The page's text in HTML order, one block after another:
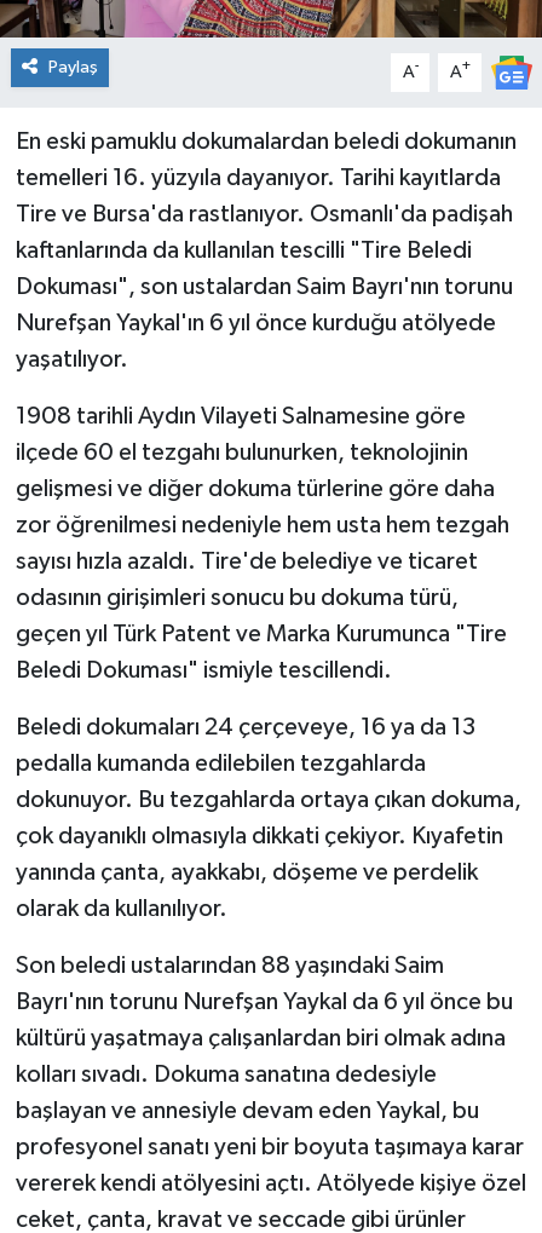
Paylaş A- A+
En eski pamuklu dokumalardan beledi dokumanın
temelleri 16. yüzyıla dayanıyor. Tarihi kayıtlarda
Tire ve Bursa'da rastlanıyor. Osmanlı'da padişah
kaftanlarında da kullanılan tescilli "Tire Beledi
Dokuması", son ustalardan Saim Bayrı'nın torunu
Nurefşan Yaykal'ın 6 yıl önce kurduğu atölyede
yaşatılıyor.
1908 tarihli Aydın Vilayeti Salnamesine göre
ilçede 60 el tezgahı bulunurken, teknolojinin
gelişmesi ve diğer dokuma türlerine göre daha
zor öğrenilmesi nedeniyle hem usta hem tezgah
sayısı hızla azaldı. Tire'de belediye ve ticaret
odasının girişimleri sonucu bu dokuma türü,
geçen yıl Türk Patent ve Marka Kurumunca "Tire
Beledi Dokuması" ismiyle tescillendi.
Beledi dokumaları 24 çerçeveye, 16 ya da 13
pedalla kumanda edilebilen tezgahlarda
dokunuyor. Bu tezgahlarda ortaya çıkan dokuma,
çok dayanıklı olmasıyla dikkati çekiyor. Kıyafetin
yanında çanta, ayakkabı, döşeme ve perdelik
olarak da kullanılıyor.
Son beledi ustalarından 88 yaşındaki Saim
Bayrı'nın torunu Nurefşan Yaykal da 6 yıl önce bu
kültürü yaşatmaya çalışanlardan biri olmak adına
kolları sıvadı. Dokuma sanatına dedesiyle
başlayan ve annesiyle devam eden Yaykal, bu
profesyonel sanatı yeni bir boyuta taşımaya karar
vererek kendi atölyesini açtı. Atölyede kişiye özel
ceket, çanta, kravat ve seccade gibi ürünler
Okul Gazetesi